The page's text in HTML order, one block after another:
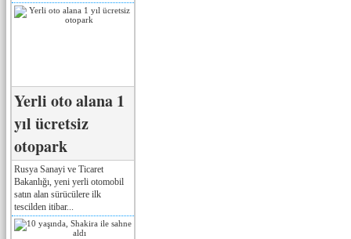
Yerli oto alana 1
yıl ücretsiz
otopark
Rusya Sanayi ve Ticaret
Bakanlığı, yeni yerli otomobil
satın alan sürücülere ilk
tescilden itibar...